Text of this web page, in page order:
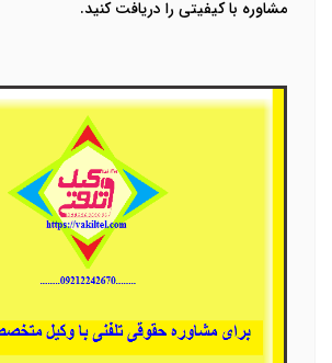
مشاوره با کیفیتی را دریافت کنید.